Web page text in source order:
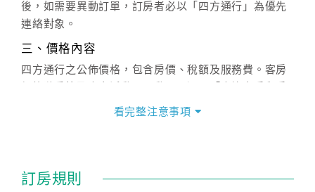
後，如需要異動訂單，訂房者必以「四方通行」為優先
連絡對象。
三、價格內容
四方通行之公佈價格，包含房價、稅額及服務費。客房
價」之當日價格為標準。
話方式異動訂單。
看完整注意事項
訂房規則